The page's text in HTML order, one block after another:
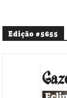
Edição #5655